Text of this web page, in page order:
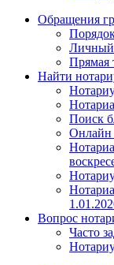
Обращения
Прямая
Найти
Поиск
Онлайн
Вопрос
Часто